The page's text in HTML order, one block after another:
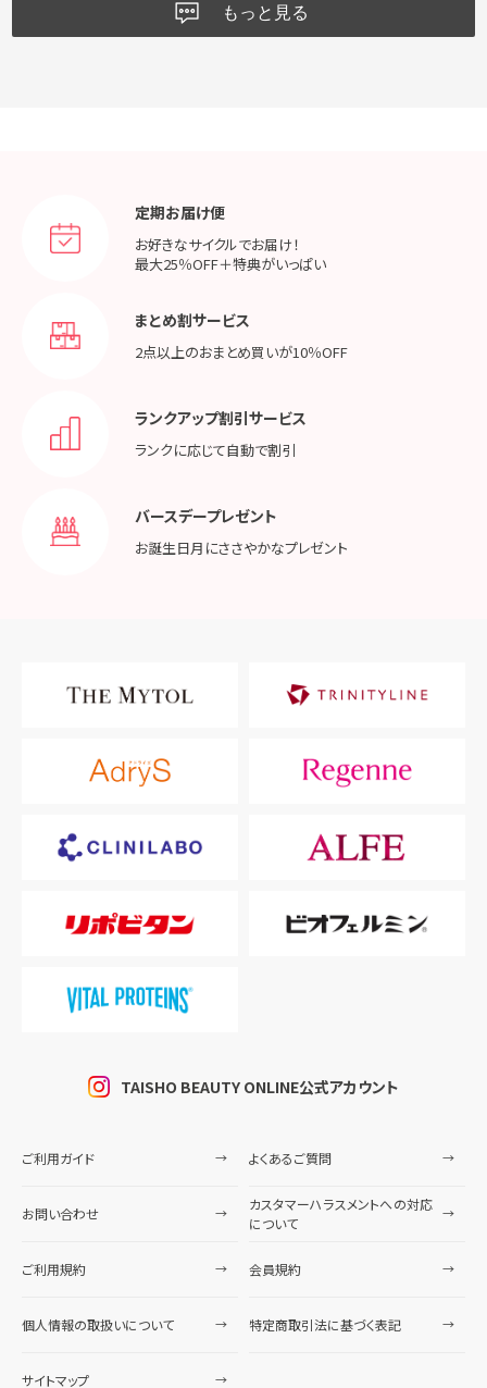
もっと見る
定期お届け便
お好きなサイクルでお届け！
最大25％OFF＋特典がいっぱい
まとめ割サービス
2点以上のおまとめ買いが10％OFF
ランクアップ割引サービス
ランクに応じて自動で割引
バースデープレゼント
お誕生日月にささやかなプレゼント
TAISHO BEAUTY ONLINE公式アカウント
ご利用ガイド よくあるご質問
お問い合わせ
カスタマーハラスメントへの対応
について
ご利用規約 会員規約
個人情報の取扱いについて 特定商取引法に基づく表記
サイトマップ